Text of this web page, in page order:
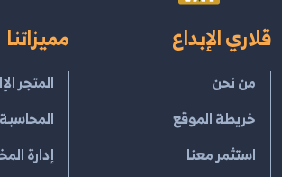
قلاري الإبداع
من نحن
خريطة الموقع
استثمر معنا
مميزاتنا
المتجر
إدارة